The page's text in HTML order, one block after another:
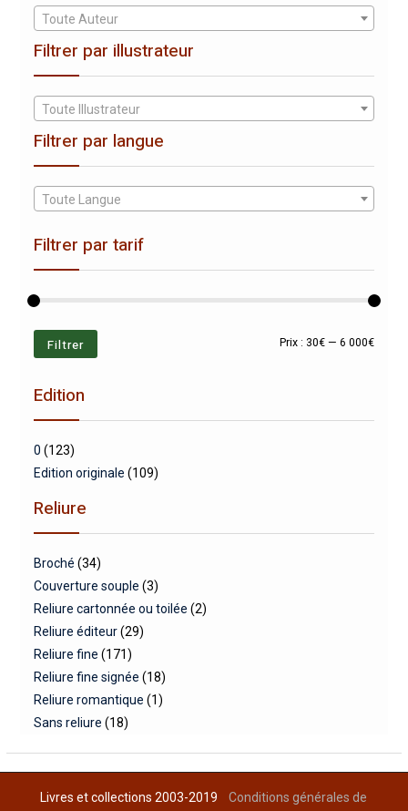
Toute Auteur
Filtrer par illustrateur
Toute Illustrateur
Filtrer par langue
Toute Langue
Filtrer par tarif
Prix
Prix
Filtrer Prix : 30€ —6 000€
Edition
0 (123)
Edition originale (109)
Reliure
Broché (34)
Couverture souple (3)
Reliure cartonnée ou toilée (2)
Reliure éditeur (29)
Reliure fine (171)
Reliure fine signée (18)
Reliure romantique (1)
Sans reliure (18)
Livres et collections 2003-2019Conditions générales de